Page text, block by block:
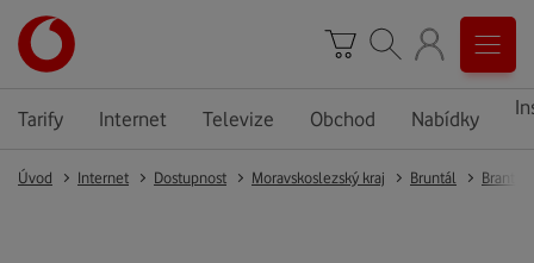
Tarify Internet Televize Obchod Nabídky
Úvod Internet Dostupnost Moravskoslezský kraj Bruntál Brantice